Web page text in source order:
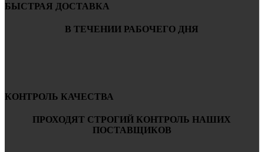
БЫСТРАЯ ДОСТАВКА
В ТЕЧЕНИИ РАБОЧЕГО ДНЯ
КОНТРОЛЬ КАЧЕСТВА
ПРОХОДЯТ СТРОГИЙ КОНТРОЛЬ НАШИХ
ПОСТАВЩИКОВ